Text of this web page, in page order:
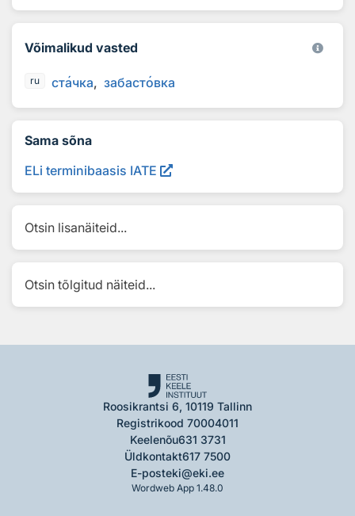
Võimalikud vasted
ru стачка забастовка
Sama sõna
ELi terminibaasis IATE
Otsin lisanäiteid...
Otsin tõlgitud näiteid...
Roosikrantsi 6, 10119 Tallinn
Registrikood 70004011
Keelenõu631 3731
Üldkontakt617 7500
E-posteki@eki.ee
Wordweb App 1.48.0